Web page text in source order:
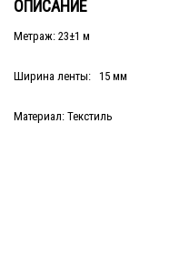
ОПИСАНИЕ
Метраж: 23±1 м
Ширина ленты: 15 мм
Материал: Текстиль